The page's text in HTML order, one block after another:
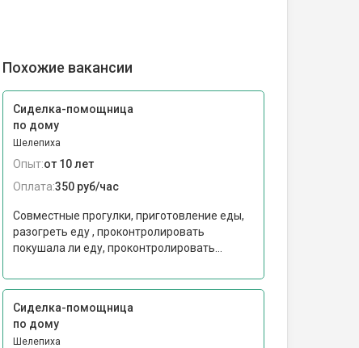
Похожие вакансии
Сиделка-помощница
по дому
Шелепиха
Опыт:от 10 лет
Оплата:350 руб/час
Совместные прогулки, приготовление еды,
разогреть еду , проконтролировать
покушала ли еду, проконтролировать...
Сиделка-помощница
по дому
Шелепиха